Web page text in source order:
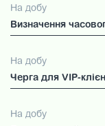
На добу
Визначення
На добу
Черга для VIP-
На добу